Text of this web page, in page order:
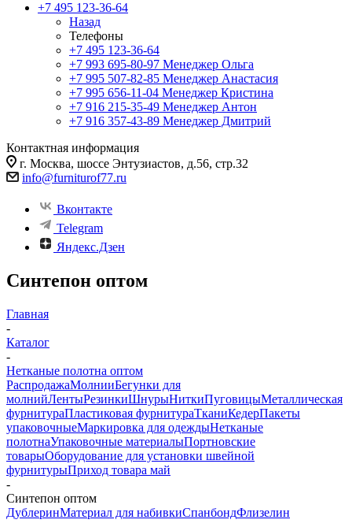
+7 495 123-36-64
Назад
Телефоны
+7 495 123-36-64
+7 993 695-80-97 Менеджер Ольга
+7 995 507-82-85 Менеджер Анастасия
+7 995 656-11-04 Менеджер Кристина
+7 916 215-35-49 Менеджер Антон
+7 916 357-43-89 Менеджер Дмитрий
Контактная информация
г. Москва, шоссе Энтузиастов, д.56, стр.32
info@furniturof77.ru
Вконтакте
Telegram
Яндекс.Дзен
Синтепон оптом
Главная
-
Каталог
-
Нетканые полотна оптом
РаспродажаМолнииБегунки для
молнийЛентыРезинкиШнурыНиткиПуговицыМеталлическая
фурнитураПластиковая фурнитураТканиКедерПакеты
упаковочныеМаркировка для одеждыНетканые
полотнаУпаковочные материалыПортновские
товарыОборудование для установки швейной
фурнитурыПриход товара май
-
Синтепон оптом
ДублеринМатериал для набивкиСпанбондФлизелин